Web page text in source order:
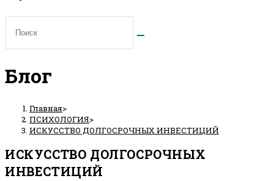
Блог
Главная>
ПСИХОЛОГИЯ>
ИСКУССТВО ДОЛГОСРОЧНЫХ ИНВЕСТИЦИЙ
ИСКУССТВО ДОЛГОСРОЧНЫХ
ИНВЕСТИЦИЙ